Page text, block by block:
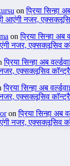
onप्रिया सिन्हा
आएंगी नजर,
onप्रिया सिन्हा अब
नजर, एक्सक्लूसिव
प्रिया सिन्हा अब
एक्सक्लूसिव
प्रिया सिन्हा अब
एक्सक्लूसिव
onप्रिया सिन्हा अब
नजर, एक्सक्लूसिव